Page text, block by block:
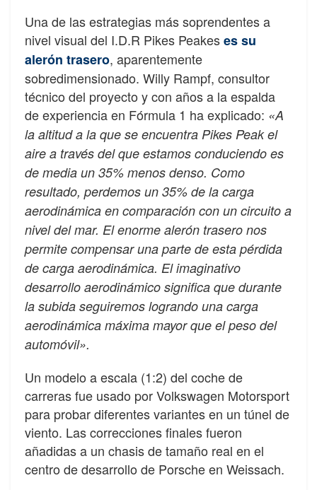
Una de las estrategias más soprendentes a
nivel visual del I.D.R Pikes Peakeses su
alerón trasero, aparentemente
sobredimensionado. Willy Rampf, consultor
técnico del proyecto y con años a la espalda
de experiencia en Fórmula 1 ha explicado: «A
la altitud a la que se encuentra Pikes Peak el
aire a través del que estamos conduciendo es
de media un 35% menos denso. Como
resultado, perdemos un 35% de la carga
aerodinámica en comparación con un circuito a
nivel del mar. El enorme alerón trasero nos
permite compensar una parte de esta pérdida
de carga aerodinámica. El imaginativo
desarrollo aerodinámico significa que durante
la subida seguiremos logrando una carga
aerodinámica máxima mayor que el peso del
automóvil».
Un modelo a escala (1:2) del coche de
carreras fue usado por Volkswagen Motorsport
para probar diferentes variantes en un túnel de
viento. Las correcciones finales fueron
añadidas a un chasis de tamaño real en el
centro de desarrollo de Porsche en Weissach.